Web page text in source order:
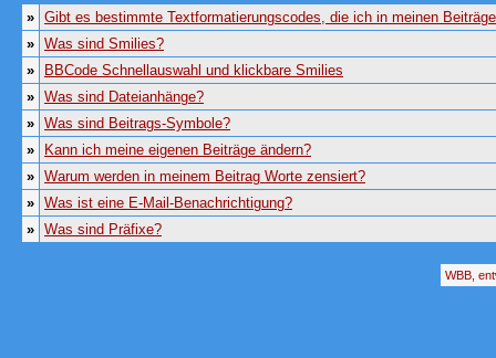
» Gibt es bestimmte Textformatierungscodes, die ich in meinen
» Was sind Smilies?
»
BBCode Schnellauswahl und klickbare Smilies
» Was sind Dateianhänge?
» Was sind Beitrags-Symbole?
»
Kann ich meine eigenen Beiträge ändern?
» Warum werden in meinem Beitrag Worte zensiert?
» Was ist eine E-Mail-Benachrichtigung?
» Was sind Präfixe?
WBB,